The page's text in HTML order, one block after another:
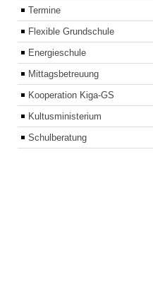
Termine
Flexible Grundschule
Energieschule
Mittagsbetreuung
Kooperation Kiga-GS
Kultusministerium
Schulberatung